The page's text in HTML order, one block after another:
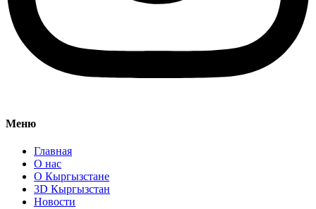
Меню
Главная
О нас
О Кыргызстане
3D Кыргызстан
Новости